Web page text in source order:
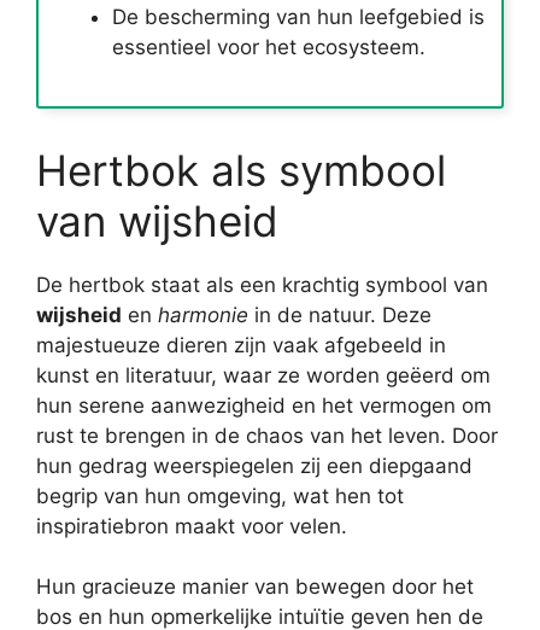
De bescherming van hun leefgebied is
essentieel voor het ecosysteem.
Hertbok als symbool
van wijsheid
De hertbok staat als een krachtig symbool van
wijsheid en harmonie in de natuur. Deze
majestueuze dieren zijn vaak afgebeeld in
kunst en literatuur, waar ze worden geëerd om
hun serene aanwezigheid en het vermogen om
rust te brengen in de chaos van het leven. Door
hun gedrag weerspiegelen zij een diepgaand
begrip van hun omgeving, wat hen tot
inspiratiebron maakt voor velen.
Hun gracieuze manier van bewegen door het
bos en hun opmerkelijke intuïtie geven hen de